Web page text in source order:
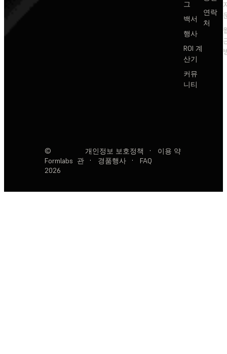
그
백서
행사
ROI 계
산기
커뮤
니티
연락
처
©
Formlabs
2026
개인정보 보호정책 ·
이용 약
관
· 경품행사 · FAQ